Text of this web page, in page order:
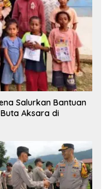
Salurkan Bantuan
Aksara di